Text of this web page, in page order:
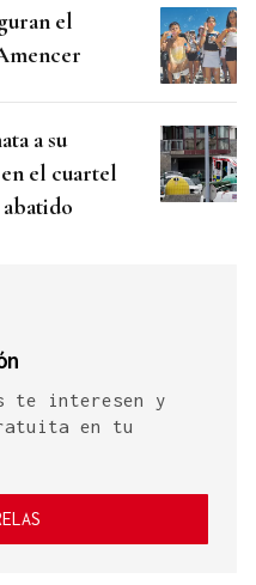
el
a su
el cuartel
te interesen y
en tu